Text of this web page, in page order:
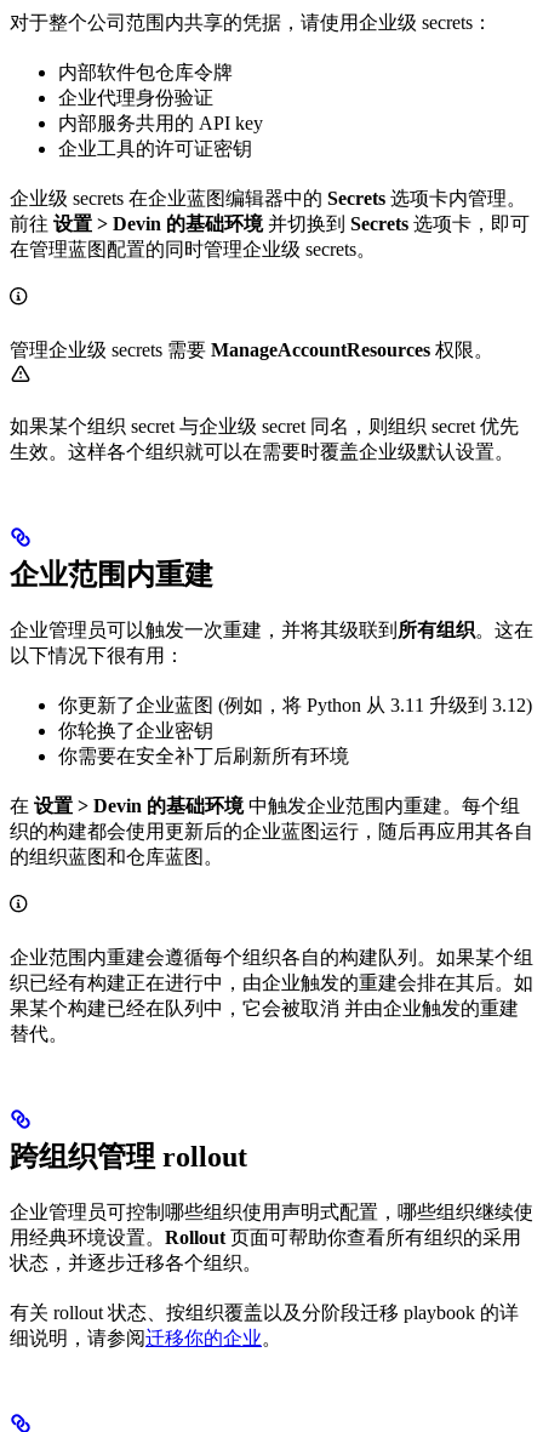
对于整个公司范围内共享的凭据，请使用企业级 secrets：
内部软件包仓库令牌
企业代理身份验证
内部服务共用的 API key
企业工具的许可证密钥
企业级 secrets 在企业蓝图编辑器中的 Secrets 选项卡内管理。
前往 设置 > Devin 的基础环境并切换到 Secrets 选项卡，即可
在管理蓝图配置的同时管理企业级 secrets。
管理企业级 secrets 需要 ManageAccountResources 权限。
如果某个组织 secret 与企业级 secret 同名，则组织 secret 优先
生效。这样各个组织就可以在需要时覆盖企业级默认设置。
企业范围内重建
企业管理员可以触发一次重建，并将其级联到 所有组织。这在
以下情况下很有用：
你更新了企业蓝图 (例如，将 Python 从 3.11 升级到 3.12)
你轮换了企业密钥
你需要在安全补丁后刷新所有环境
在 设置 > Devin 的基础环境中触发企业范围内重建。每个组
织的构建都会使用更新后的企业蓝图运行，随后再应用其各自
的组织蓝图和仓库蓝图。
企业范围内重建会遵循每个组织各自的构建队列。如果某个组
织已经有构建正在进行中，由企业触发的重建会排在其后。如
果某个构建已经在队列中，它会被取消 并由企业触发的重建
替代。
跨组织管理 rollout
企业管理员可控制哪些组织使用声明式配置，哪些组织继续使
用经典环境设置。 Rollout 页面可帮助你查看所有组织的采用
状态，并逐步迁移各个组织。
有关 rollout 状态、按组织覆盖以及分阶段迁移 playbook 的详
细说明，请参阅迁移你的企业。